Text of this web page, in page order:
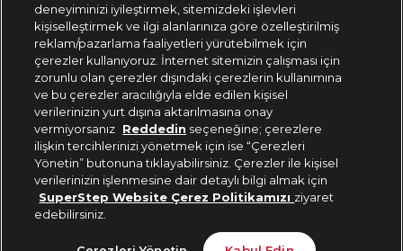
Sepete Ekle
444 37 36
Uygulamadan Takip Edin
Bizi Takip Edin
deneyiminizi iyileştirmek, sitemizdeki işlevleri
kişiselleştirmek ve ilgi alanlarınıza göre özelleştirilmiş
reklam/pazarlama faaliyetleri yürütebilmek için
çerezler kullanıyoruz. İnternet sitemizin çalışması için
zorunlu olan çerezler dışındaki çerezlerin kullanımına
ve bu çerezler aracılığıyla elde edilen kişisel
verilerinizin yurt dışına aktarılmasına onay
vermiyorsanız Reddedin seçeneğine; çerezlere
ilişkin tercihlerinizi yönetmek için ise “Çerezleri
Yönetin” butonuna tıklayabilirsiniz. Çerezler ile kişisel
verilerinizin işlenmesine dair detaylı bilgi almak için
SuperStep Website Çerez Politikamızı ziyaret
edebilirsiniz.